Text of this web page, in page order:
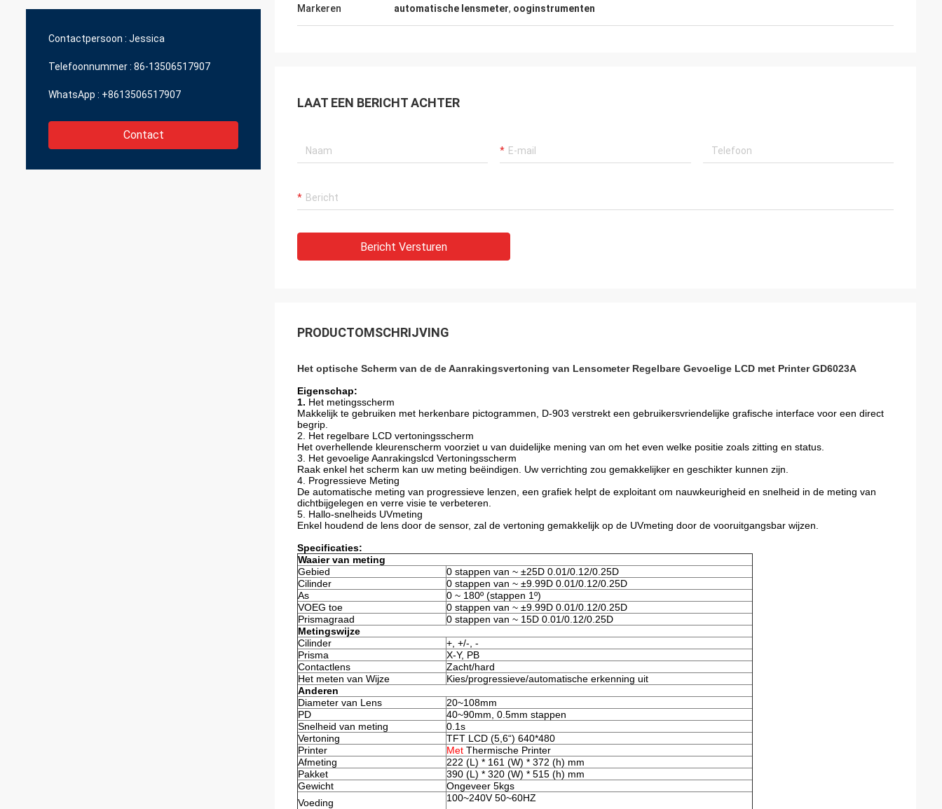
Contactpersoon : Jessica
Telefoonnummer : 86-13506517907
WhatsApp : +8613506517907
Contact
Markeren automatische lensmeter, ooginstrumenten
LAAT EEN BERICHT ACHTER
Bericht Versturen
PRODUCTOMSCHRIJVING
Het optische Scherm van de de Aanrakingsvertoning van Lensometer Regelbare Gevoelige LCD met Printer GD6023A
Eigenschap:
1. Het metingsscherm
Makkelijk te gebruiken met herkenbare pictogrammen, D-903 verstrekt een gebruikersvriendelijke grafische interface voor een direct
begrip.
2. Het regelbare LCD vertoningsscherm
Het overhellende kleurenscherm voorziet u van duidelijke mening van om het even welke positie zoals zitting en status.
3. Het gevoelige Aanrakingslcd Vertoningsscherm
Raak enkel het scherm kan uw meting beëindigen. Uw verrichting zou gemakkelijker en geschikter kunnen zijn.
4. Progressieve Meting
De automatische meting van progressieve lenzen, een grafiek helpt de exploitant om nauwkeurigheid en snelheid in de meting van
dichtbijgelegen en verre visie te verbeteren.
5. Hallo-snelheids UVmeting
Enkel houdend de lens door de sensor, zal de vertoning gemakkelijk op de UVmeting door de vooruitgangsbar wijzen.
Specificaties:
Waaier van meting
Gebied
0 stappen van ~ ±25D 0.01/0.12/0.25D
Cilinder
0 stappen van ~ ±9.99D 0.01/0.12/0.25D
As
0 ~ 180º (stappen 1º)
VOEG toe
0 stappen van ~ ±9.99D 0.01/0.12/0.25D
Prismagraad
0 stappen van ~ 15D 0.01/0.12/0.25D
Metingswijze
Cilinder
+, +/-, -
Prisma
X-Y, PB
Contactlens
Zacht/hard
Het meten van Wijze
Kies/progressieve/automatische erkenning uit
Anderen
Diameter van Lens
20~108mm
PD
40~90mm, 0.5mm stappen
Snelheid van meting
0.1s
Vertoning
TFT LCD (5,6“) 640*480
Printer
Met Thermische Printer
Afmeting
222 (L) * 161 (W) * 372 (h) mm
Pakket
390 (L) * 320 (W) * 515 (h) mm
Gewicht
Ongeveer 5kgs
Voeding
100~240V 50~60HZ